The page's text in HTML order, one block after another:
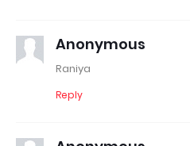
Anonymous
Raniya
Reply